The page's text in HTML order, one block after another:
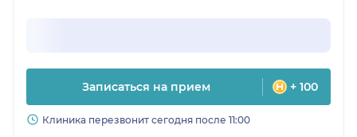
Записаться на прием + 100
Клиника перезвонит сегодня после 11:00